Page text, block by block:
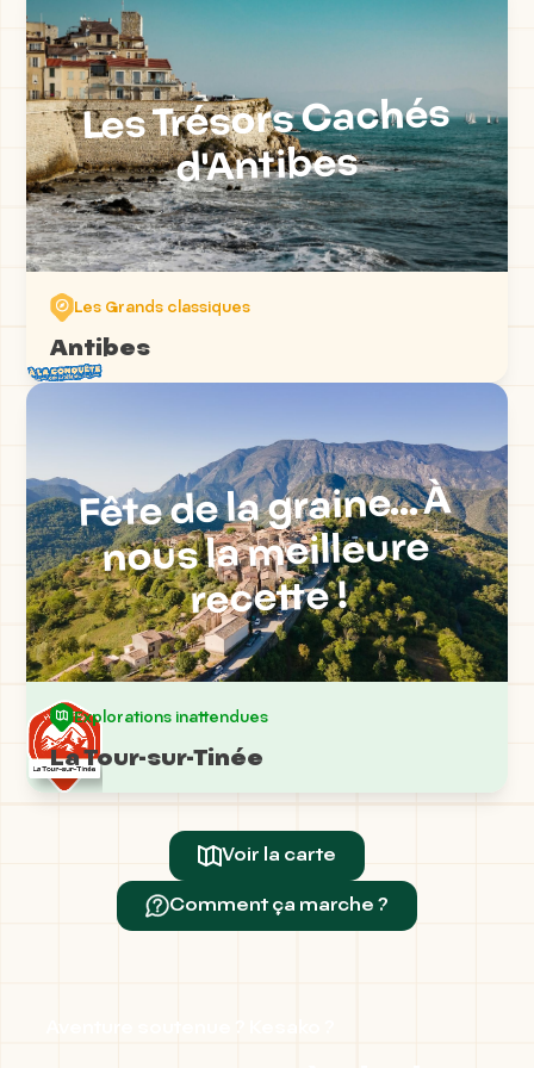
Les Trésors Cachés
d'Antibes
Les Grands classiques
Antibes
Fête de la graine... À
nous la meilleure
recette !
Explorations inattendues
La Tour-sur-Tinée
Voir la carte
Comment ça marche ?
Aventure soutenue ? Kesako ?